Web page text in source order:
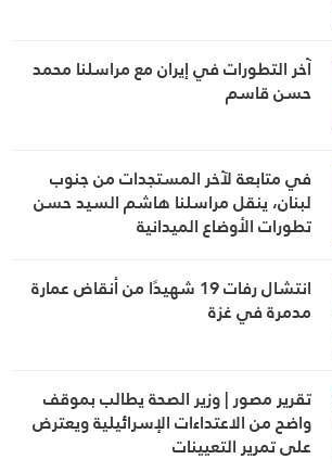
آخر التطورات في إيران مع مراسلنا محمد
حسن قاسم
في متابعة لآخر المستجدات من جنوب
لبنان، ينقل مراسلنا هاشم السيد حسن
تطورات الأوضاع الميدانية
انتشال رفات 19 شهيدًا من أنقاض عمارة
مدمرة في غزة
تقرير مصور | وزير الصحة يطالب بموقف
واضح من الاعتداءات الإسرائيلية ويعترض
على تمرير التعيينات